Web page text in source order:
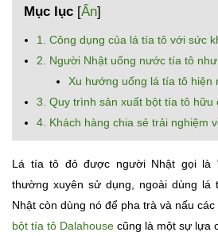
Mục lục [Ẩn]
1. Công dụng của lá tía tô với sức
2. Người Nhật uống nước tía tô
Xu hướng uống lá tía tô hiện
3. Quy trình sản xuất bột tía tô hữu
4. Khách hàng chia sẻ trải nghiệm
Lá tía tô đỏ được người Nhật gọi là
thường xuyên sử dụng, ngoài dùng
Nhật còn dùng nó để pha trà và nấu
bột tía tô Dalahouse cũng là một sự lựa